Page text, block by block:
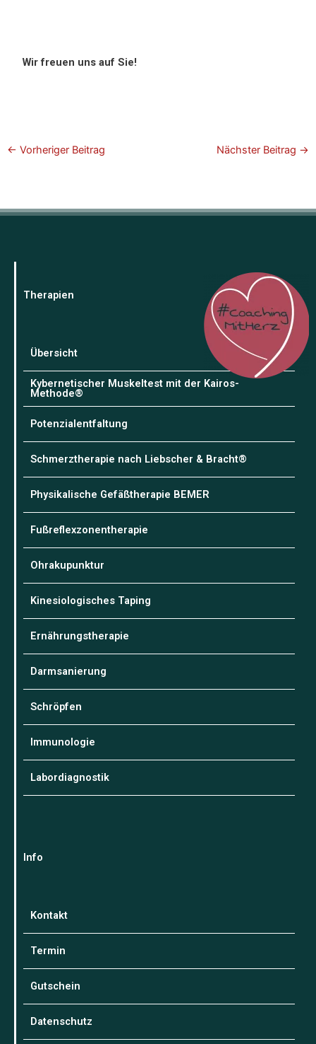
Wir freuen uns auf Sie!
← Vorheriger Beitrag Nächster Beitrag →
Therapien
Übersicht
Kybernetischer Muskeltest mit der Kairos-
Methode®
Potenzialentfaltung
Schmerztherapie nach Liebscher & Bracht®
Physikalische Gefäßtherapie BEMER
Fußreflexzonentherapie
Ohrakupunktur
Kinesiologisches Taping
Ernährungstherapie
Darmsanierung
Schröpfen
Immunologie
Labordiagnostik
Info
Kontakt
Termin
Gutschein
Datenschutz